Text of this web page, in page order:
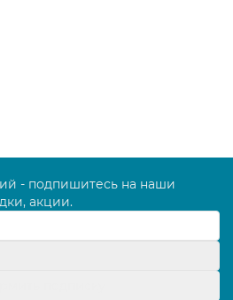
- подпишитесь на наши
акции.